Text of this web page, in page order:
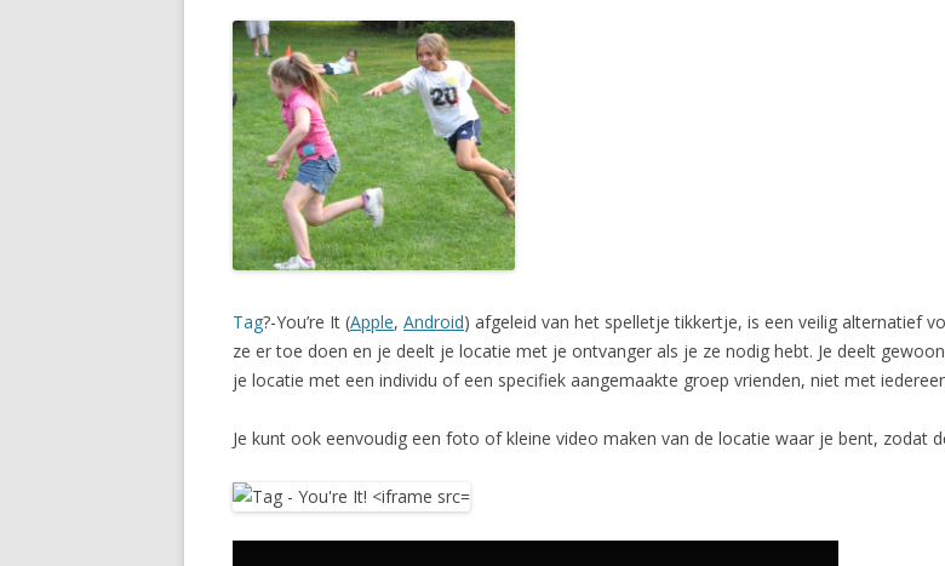
Tag?-You’re It (Apple, Android) afgeleid van het spelletje tikkertje, is een veilig alternatief
ze er toe doen en je deelt je locatie met je ontvanger als je ze nodig hebt. Je deelt
je locatie met een individu of een specifiek aangemaakte groep vrienden, niet met
Je kunt ook eenvoudig een foto of kleine video maken van de locatie waar je bent, zodat